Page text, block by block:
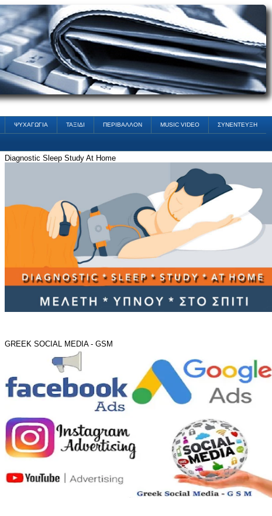
ΨΥΧΑΓΩΓΙΑ ΤΑΞΙΔΙ ΠΕΡΙΒΑΛΛΟΝ MUSIC VIDEO ΣΥΝΕΝΤΕΥΞΗ
Diagnostic Sleep Study At Home
GREEK SOCIAL MEDIA - GSM